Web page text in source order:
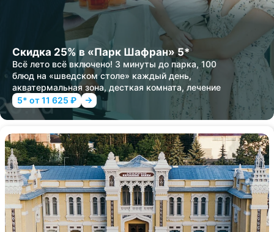
Скидка 25% в «Парк Шафран» 5*
Всё лето всё включено! 3 минуты до парка, 100
блюд на «шведском столе» каждый день,
акватермальная зона, десткая комната, лечение
5* от 11 625 ₽